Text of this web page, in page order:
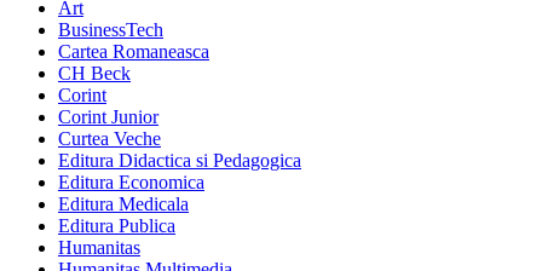
Art
BusinessTech
Cartea Romaneasca
CH Beck
Corint
Corint Junior
Curtea Veche
Editura Didactica si Pedagogica
Editura Economica
Editura Medicala
Editura Publica
Humanitas